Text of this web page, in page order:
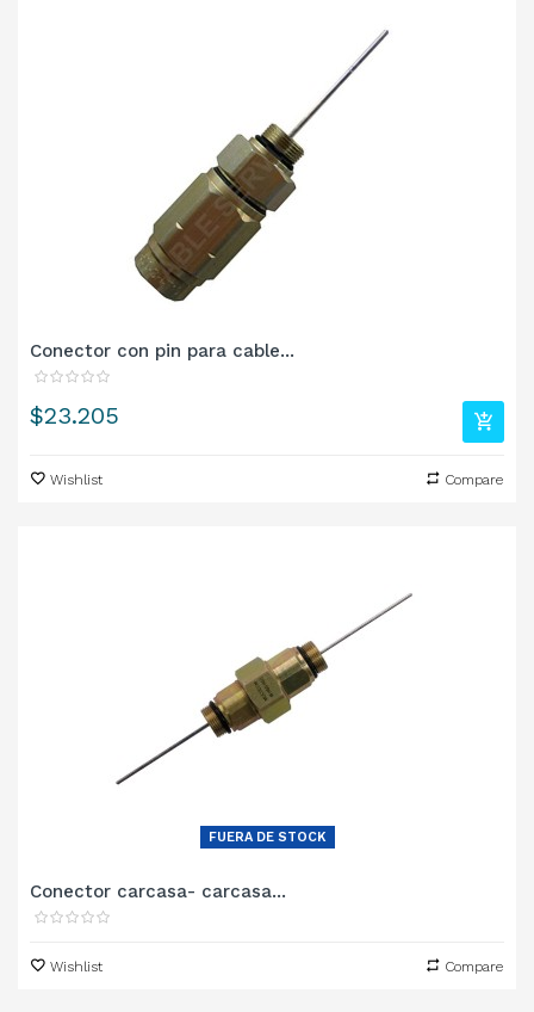
Conector con pin para cable...
Precio
$23.205
Wishlist Compare
FUERA DE STOCK
Conector carcasa- carcasa...
Wishlist Compare